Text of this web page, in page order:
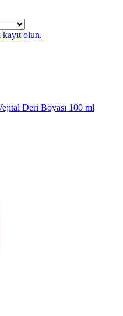
kayıt olun.
Deri Boyası 100 ml